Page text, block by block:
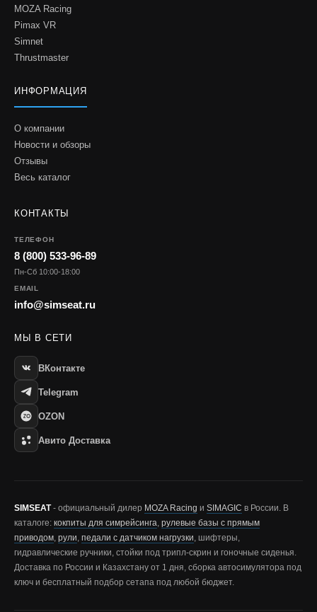
MOZA Racing
Pimax VR
Simnet
Thrustmaster
ИНФОРМАЦИЯ
О компании
Новости и обзоры
Отзывы
Весь каталог
КОНТАКТЫ
ТЕЛЕФОН
8 (800) 533-96-89
Пн-Сб 10:00-18:00
EMAIL
info@simseat.ru
МЫ В СЕТИ
ВКонтакте
Telegram
OZON
Авито Доставка
SIMSEAT- официальный дилер MOZA Racing и SIMAGIC в России. В
каталоге: кокпиты для симрейсинга, рулевые базы с прямым
приводом, рули, педали с датчиком нагрузки, шифтеры,
гидравлические ручники, стойки под трипл-скрин и гоночные сиденья.
Доставка по России и Казахстану от 1 дня, сборка автосимулятора под
ключ и бесплатный подбор сетапа под любой бюджет.